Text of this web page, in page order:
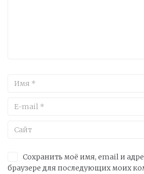
Сохранить моё имя, email и
браузере для последующих моих